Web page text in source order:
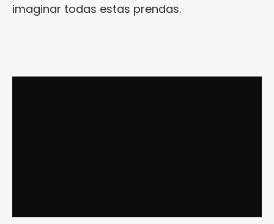
imaginar todas estas prendas.